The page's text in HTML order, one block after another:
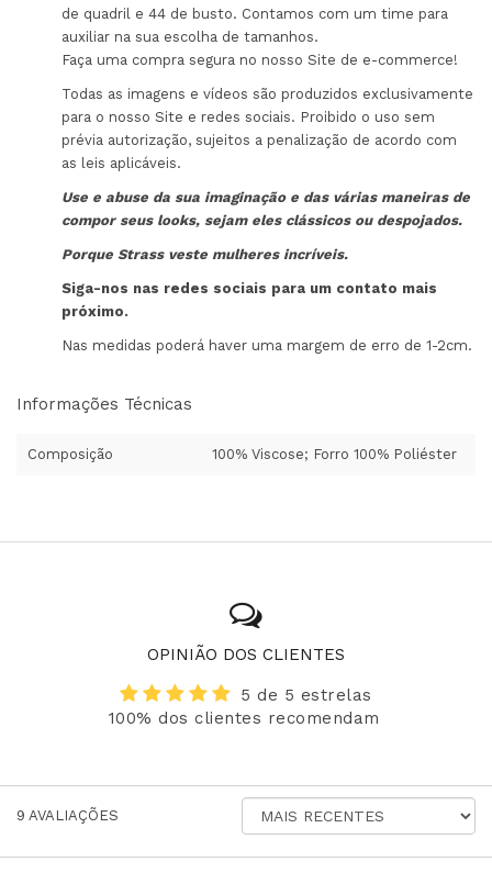
de quadril e 44 de busto. Contamos com um time para
auxiliar na sua escolha de tamanhos.
Faça uma compra segura no nosso Site de e-commerce!
Todas as imagens e vídeos são produzidos exclusivamente
para o nosso Site e redes sociais. Proibido o uso sem
prévia autorização, sujeitos a penalização de acordo com
as leis aplicáveis.
Use e abuse da sua imaginação e das várias maneiras de
compor seus looks, sejam eles clássicos ou despojados.
Porque Strass veste mulheres incríveis.
Siga-nos nas redes sociais para um contato mais
próximo.
Nas medidas poderá haver uma margem de erro de 1-2cm.
Informações Técnicas
Composição 100% Viscose; Forro 100% Poliéster
OPINIÃO DOS CLIENTES
5 de 5 estrelas
100% dos clientes recomendam
9 AVALIAÇÕES
AVALIAÇÕES